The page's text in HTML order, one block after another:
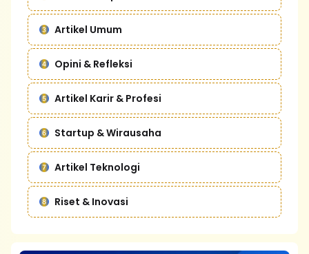
Artikel Umum
Opini & Refleksi
Artikel Karir & Profesi
Startup & Wirausaha
Artikel Teknologi
Riset & Inovasi